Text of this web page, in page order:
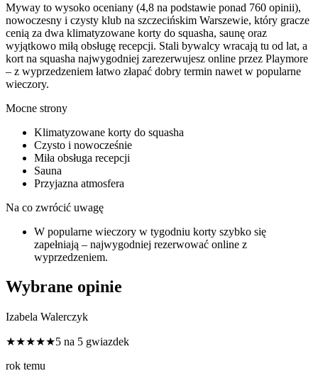
Myway to wysoko oceniany (4,8 na podstawie ponad 760 opinii),
nowoczesny i czysty klub na szczecińskim Warszewie, który gracze
cenią za dwa klimatyzowane korty do squasha, saunę oraz
wyjątkowo miłą obsługę recepcji. Stali bywalcy wracają tu od lat, a
kort na squasha najwygodniej zarezerwujesz online przez Playmore
– z wyprzedzeniem łatwo złapać dobry termin nawet w popularne
wieczory.
Mocne strony
Klimatyzowane korty do squasha
Czysto i nowocześnie
Miła obsługa recepcji
Sauna
Przyjazna atmosfera
Na co zwrócić uwagę
W popularne wieczory w tygodniu korty szybko się
zapełniają – najwygodniej rezerwować online z
wyprzedzeniem.
Wybrane opinie
Izabela Walerczyk
★★★★★5 na 5 gwiazdek
rok temu